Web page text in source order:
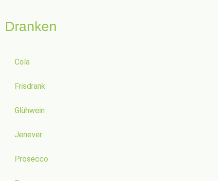
Dranken
Cola
Frisdrank
Glühwein
Jenever
Prosecco